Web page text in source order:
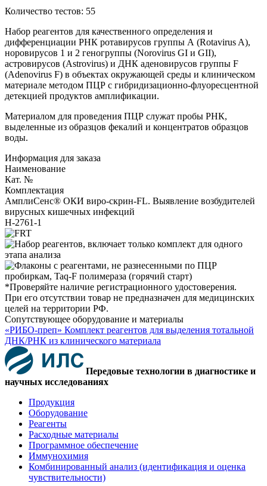
Количество тестов: 55
Набор реагентов для качественного определения и
дифференциации РНК ротавирусов группы А (Rotavirus A),
норовирусов 1 и 2 геногруппы (Norovirus GI и GII),
астровирусов (Astrovirus) и ДНК аденовирусов группы F
(Adenovirus F) в объектах окружающей среды и клиническом
материале методом ПЦР с гибридизационно-флуоресцентной
детекцией продуктов амплификации.
Материалом для проведения ПЦР служат пробы РНК,
выделенные из образцов фекалий и концентратов образцов
воды.
Информация для заказа
Наименование
Кат. №
Комплектация
АмплиСенс® ОКИ виро-скрин-FL. Выявление возбудителей
вирусных кишечных инфекций
Н-2761-1
*Проверяйте наличие регистрационного удостоверения.
При его отсутствии товар не предназначен для медицинских
целей на территории РФ.
Сопутствующее оборудование и материалы
«РИБО-преп» Комплект реагентов для выделения тотальной
ДНК/РНК из клинического материала
Передовые технологии в диагностике и
научных исследованиях
Продукция
Оборудование
Реагенты
Расходные материалы
Программное обеспечение
Иммунохимия
Комбинированный анализ (идентификация и оценка
чувствительности)